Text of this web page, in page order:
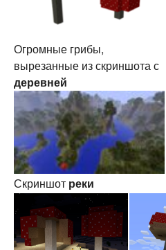
Огромные грибы,
вырезанные из скриншота с
деревней
Скриншот реки